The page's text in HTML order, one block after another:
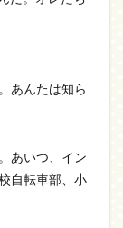
あんたは知ら
あいつ、イン
自転車部、小